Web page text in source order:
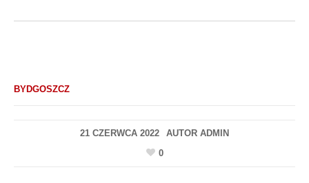
BYDGOSZCZ
21 CZERWCA 2022 AUTOR ADMIN
0